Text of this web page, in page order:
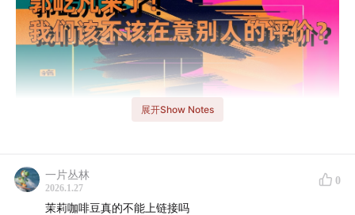
“我们到底该不该在乎别人的评价？”
展开Show Notes
一片丛林
2026.1.27
0
茉莉咖啡豆真的不能上链接吗